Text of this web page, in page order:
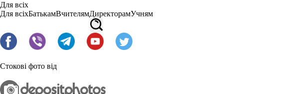
Для всіх
Для всіхБатькамВчителямДиректорамУчням
Стокові фото від